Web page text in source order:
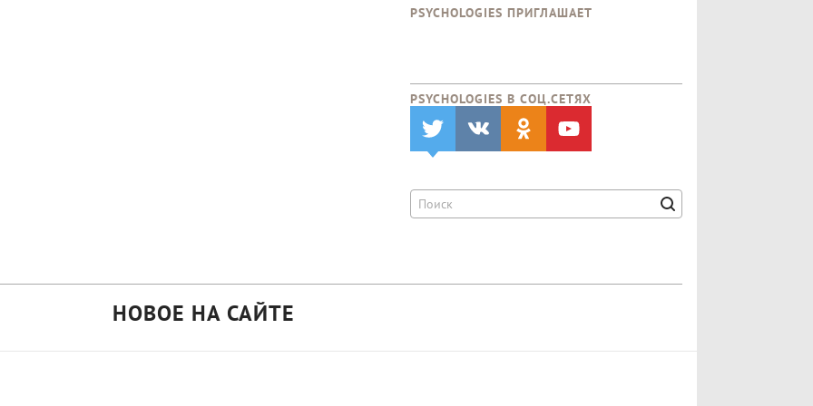
PSYCHOLOGIES ПРИГЛАШАЕТ
PSYCHOLOGIES В CОЦ.СЕТЯХ
НОВОЕ НА САЙТЕ